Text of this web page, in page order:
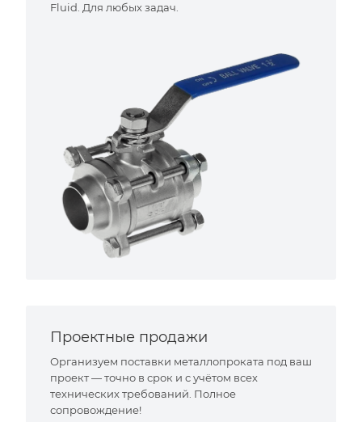
Fluid. Для любых задач.
Проектные продажи
Организуем поставки металлопроката под ваш
проект — точно в срок и с учётом всех
технических требований. Полное
сопровождение!